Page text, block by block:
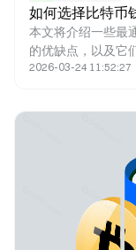
如何选择比特币
本文将介绍一些最
的优缺点，以及它
您能更好地了解可
2026-03-24 11:52:27